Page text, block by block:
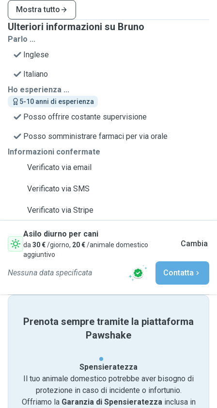
Mostra tutto
Ulteriori informazioni su Bruno
Parlo ...
Inglese
Italiano
Ho esperienza ...
5-10 anni di esperienza
Posso offrire costante supervisione
Posso somministrare farmaci per via orale
Informazioni confermate
Verificato via email
Verificato via SMS
Verificato via Stripe
Asilo diurno per cani
da 30 €/giorno, 20 €/animale domestico
aggiuntivo
Cambia
Nessuna data specificata Contatta
Prenota sempre tramite la piattaforma
Pawshake
Spensieratezza
Il tuo animale domestico potrebbe aver bisogno di
protezione in caso di incidente o infortunio.
Offriamo la Garanzia di Spensieratezzainclusa in